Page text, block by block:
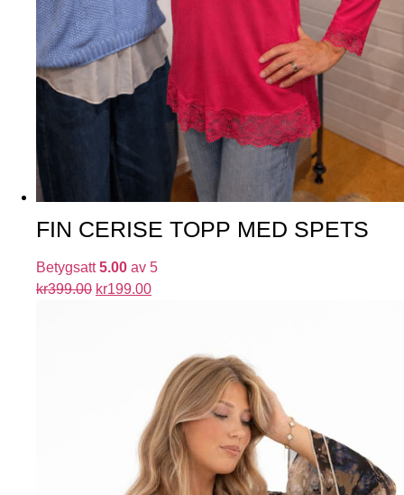
FIN CERISE TOPP MED SPETS
Betygsatt5.00 av 5
kr399.00 kr199.00